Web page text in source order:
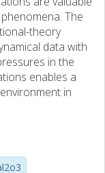
The
theory
data with
in the
enables a
in
between free
of dynamic